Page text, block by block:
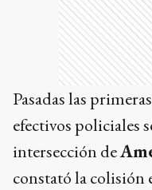
Pasadas las
efectivos policiales
intersección de
constató la colisión